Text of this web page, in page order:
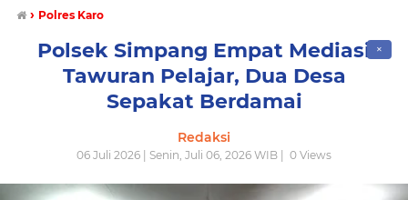
› Polres Karo
✕
Polsek Simpang Empat Mediasi
Tawuran Pelajar, Dua Desa
Sepakat Berdamai
Redaksi
06 Juli 2026 | Senin, Juli 06, 2026 WIB | 0 Views